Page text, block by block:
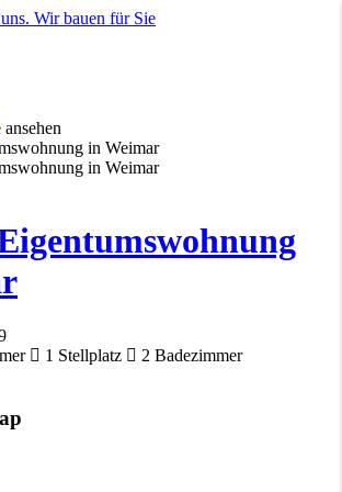
1 Stellplatz 2 Badezimmer